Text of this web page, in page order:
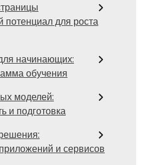
потенциал для роста
начинающих:
обучения
моделей:
и подготовка
и сервисов